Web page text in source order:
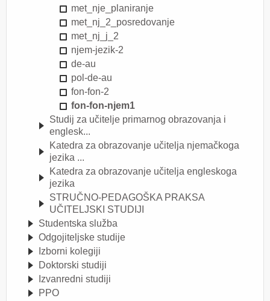
met_nje_planiranje
met_nj_2_posredovanje
met_nj_j_2
njem-jezik-2
de-au
pol-de-au
fon-fon-2
fon-fon-njem1
Studij za učitelje primarnog obrazovanja i
englesk...
Katedra za obrazovanje učitelja njemačkoga
jezika ...
Katedra za obrazovanje učitelja engleskoga
jezika
STRUČNO-PEDAGOŠKA PRAKSA
UČITELJSKI STUDIJI
Studentska služba
Odgojiteljske studije
Izborni kolegiji
Doktorski studiji
Izvanredni studiji
PPO